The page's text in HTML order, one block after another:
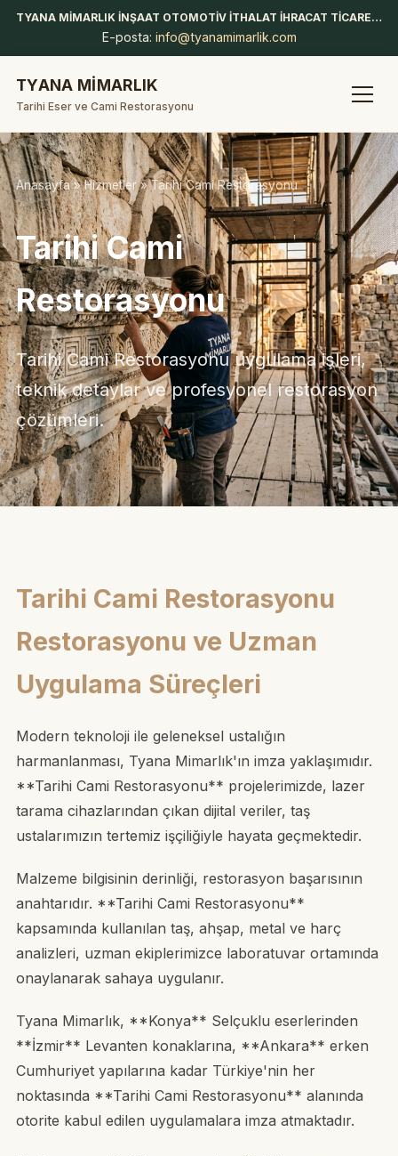
TYANA MİMARLIK İNŞAAT OTOMOTİV İTHALAT İHRACAT TİCARET LİMİTED ŞİRKETİ
E-posta: info@tyanamimarlik.com
TYANA MİMARLIK
Tarihi Eser ve Cami Restorasyonu
Anasayfa»Hizmetler» Tarihi Cami Restorasyonu
Tarihi Cami
Restorasyonu
Tarihi Cami Restorasyonu uygulama işleri,
teknik detaylar ve profesyonel restorasyon
çözümleri.
Tarihi Cami Restorasyonu
Restorasyonu ve Uzman
Uygulama Süreçleri
Modern teknoloji ile geleneksel ustalığın
harmanlanması, Tyana Mimarlık'ın imza yaklaşımıdır.
**Tarihi Cami Restorasyonu** projelerimizde, lazer
tarama cihazlarından çıkan dijital veriler, taş
ustalarımızın tertemiz işçiliğiyle hayata geçmektedir.
Malzeme bilgisinin derinliği, restorasyon başarısının
anahtarıdır. **Tarihi Cami Restorasyonu**
kapsamında kullanılan taş, ahşap, metal ve harç
analizleri, uzman ekiplerimizce laboratuvar ortamında
onaylanarak sahaya uygulanır.
Tyana Mimarlık, **Konya** Selçuklu eserlerinden
**İzmir** Levanten konaklarına, **Ankara** erken
Cumhuriyet yapılarına kadar Türkiye'nin her
noktasında **Tarihi Cami Restorasyonu** alanında
otorite kabul edilen uygulamalara imza atmaktadır.